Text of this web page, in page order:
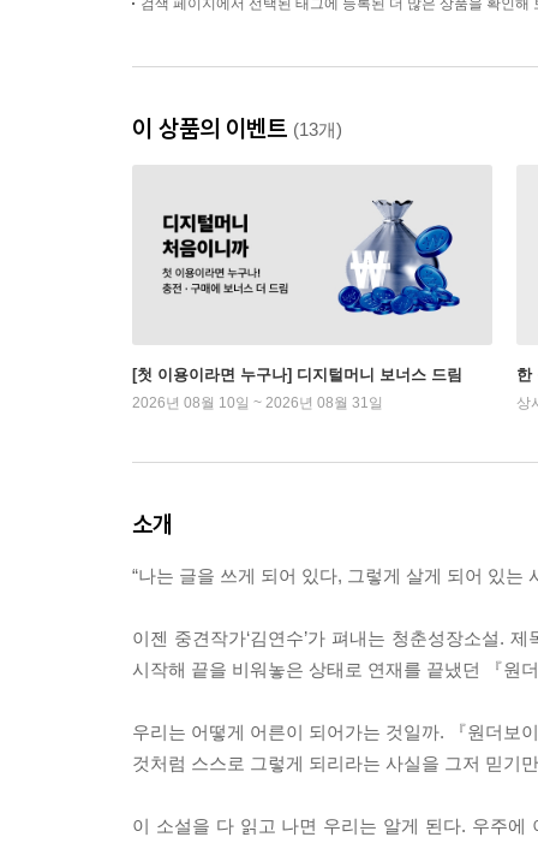
이 상품의 이벤트 (13개)
[첫 이용이라면 누구나] 디지털머니 보너스 드림
2026년 08월 10일 ~ 2026년 08월 31일
한
상
소개
“나는 글을 쓰게 되어 있다, 그렇게 살게 되어 있는
이젠 중견작가‘김연수’가 펴내는 청춘성장소설.
시작해 끝을 비워놓은 상태로 연재를 끝냈던 『원
우리는 어떻게 어른이 되어가는 것일까. 『원더보
것처럼 스스로 그렇게 되리라는 사실을 그저 믿기
이 소설을 다 읽고 나면 우리는 알게 된다. 우주에